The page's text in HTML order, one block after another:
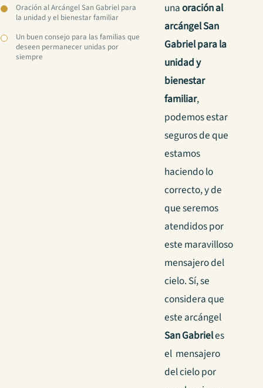
Oración al Arcángel San Gabriel para
la unidad y el bienestar familiar
Un buen consejo para las familias que
deseen permanecer unidas por
siempre
unaoración al
arcángel San
Gabriel para la
unidad y
bienestar
familiar,
podemos estar
seguros de que
estamos
haciendo lo
correcto, y de
que seremos
atendidos por
este maravilloso
mensajero del
cielo. Sí, se
considera que
este arcángel
San Gabrieles
el mensajero
del cielo por